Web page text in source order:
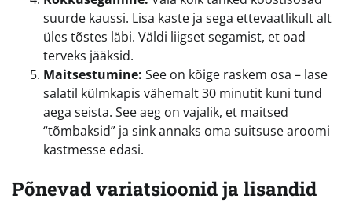
suurde kaussi. Lisa kaste ja sega ettevaatlikult alt
üles tõstes läbi. Väldi liigset segamist, et oad
terveks jääksid.
Maitsestumine: See on kõige raskem osa – lase
salatil külmkapis vähemalt 30 minutit kuni tund
aega seista. See aeg on vajalik, et maitsed
“tõmbaksid” ja sink annaks oma suitsuse aroomi
kastmesse edasi.
Põnevad variatsioonid ja lisandid